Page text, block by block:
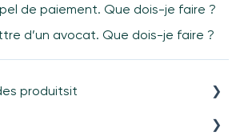
de paiement. Que dois-je faire ?
d’un avocat. Que dois-je faire ?
produitsit